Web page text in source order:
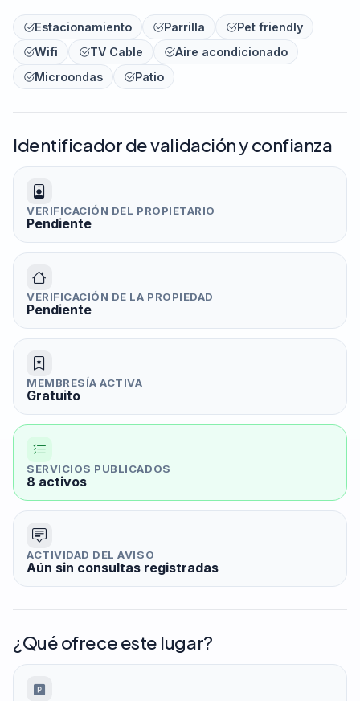
Estacionamiento Parrilla
Pet friendly
Wifi
TV Cable
Aire acondicionado
Microondas
Patio
Identificador de validación y confianza
VERIFICACIÓN DEL PROPIETARIO
Pendiente
VERIFICACIÓN DE LA PROPIEDAD
Pendiente
MEMBRESÍA ACTIVA
Gratuito
SERVICIOS PUBLICADOS
8 activos
ACTIVIDAD DEL AVISO
Aún sin consultas registradas
¿Qué ofrece este lugar?